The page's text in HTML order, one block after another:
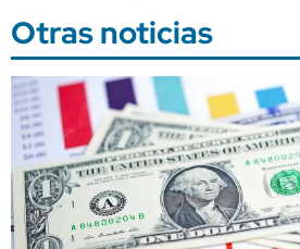
Otras noticias